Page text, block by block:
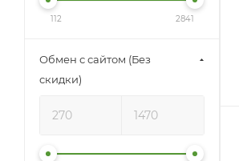
112 2841
Обмен с сайтом (Без
скидки)